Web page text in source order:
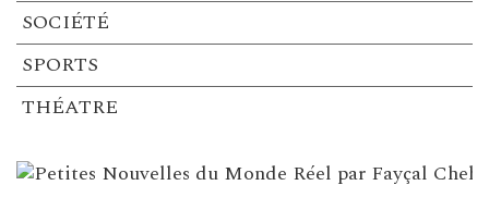
SOCIÉTÉ
SPORTS
THÉATRE